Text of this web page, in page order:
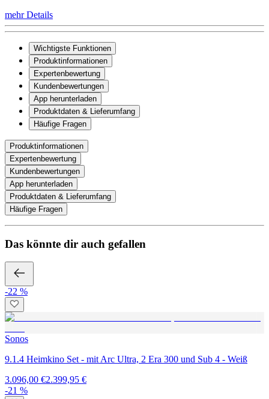
mehr Details
Wichtigste Funktionen
Produktinformationen
Expertenbewertung
Kundenbewertungen
App herunterladen
Produktdaten & Lieferumfang
Häufige Fragen
Produktinformationen
Expertenbewertung
Kundenbewertungen
App herunterladen
Produktdaten & Lieferumfang
Häufige Fragen
Das könnte dir auch gefallen
-22 %
Sonos
9.1.4 Heimkino Set - mit Arc Ultra, 2 Era 300 und Sub 4 - Weiß
3.096,00 €2.399,95 €
-21 %